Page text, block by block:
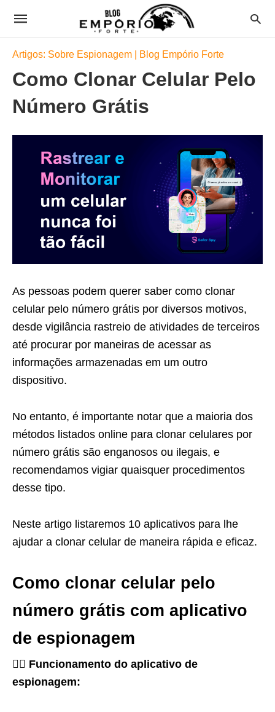
Artigos: Sobre Espionagem | Blog Empório Forte
Como Clonar Celular Pelo
Número Grátis
As pessoas podem querer saber como clonar
celular pelo número grátis por diversos motivos,
desde vigilância rastreio de atividades de terceiros
até procurar por maneiras de acessar as
informações armazenadas em um outro
dispositivo.
No entanto, é importante notar que a maioria dos
métodos listados online para clonar celulares por
número grátis são enganosos ou ilegais, e
recomendamos vigiar quaisquer procedimentos
desse tipo.
Neste artigo listaremos 10 aplicativos para lhe
ajudar a clonar celular de maneira rápida e eficaz.
Como clonar celular pelo
número grátis com aplicativo
de espionagem
🕵️‍♂️ Funcionamento do aplicativo de
espionagem: